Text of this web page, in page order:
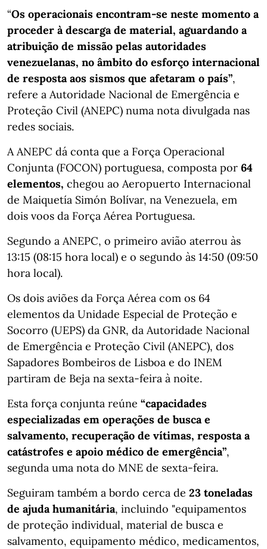
“Os operacionais encontram-se neste momento a
proceder à descarga de material, aguardando a
atribuição de missão pelas autoridades
venezuelanas, no âmbito do esforço internacional
de resposta aos sismos que afetaram o país”,
refere a Autoridade Nacional de Emergência e
Proteção Civil (ANEPC) numa nota divulgada nas
redes sociais.
A ANEPC dá conta que a Força Operacional
Conjunta (FOCON) portuguesa, composta por 64
elementos, chegou ao Aeropuerto Internacional
de Maiquetía Simón Bolívar, na Venezuela, em
dois voos da Força Aérea Portuguesa.
Segundo a ANEPC, o primeiro avião aterrou às
13:15 (08:15 hora local) e o segundo às 14:50 (09:50
hora local).
Os dois aviões da Força Aérea com os 64
elementos da Unidade Especial de Proteção e
Socorro (UEPS) da GNR, da Autoridade Nacional
de Emergência e Proteção Civil (ANEPC), dos
Sapadores Bombeiros de Lisboa e do INEM
partiram de Beja na sexta-feira à noite.
Esta força conjunta reúne “capacidades
especializadas em operações de busca e
salvamento, recuperação de vítimas, resposta a
catástrofes e apoio médico de emergência”,
segunda uma nota do MNE de sexta-feira.
Seguiram também a bordo cerca de 23 toneladas
de ajuda humanitária, incluindo "equipamentos
de proteção individual, material de busca e
salvamento, equipamento médico, medicamentos,